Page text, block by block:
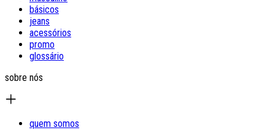
básicos
jeans
acessórios
promo
glossário
sobre nós
quem somos